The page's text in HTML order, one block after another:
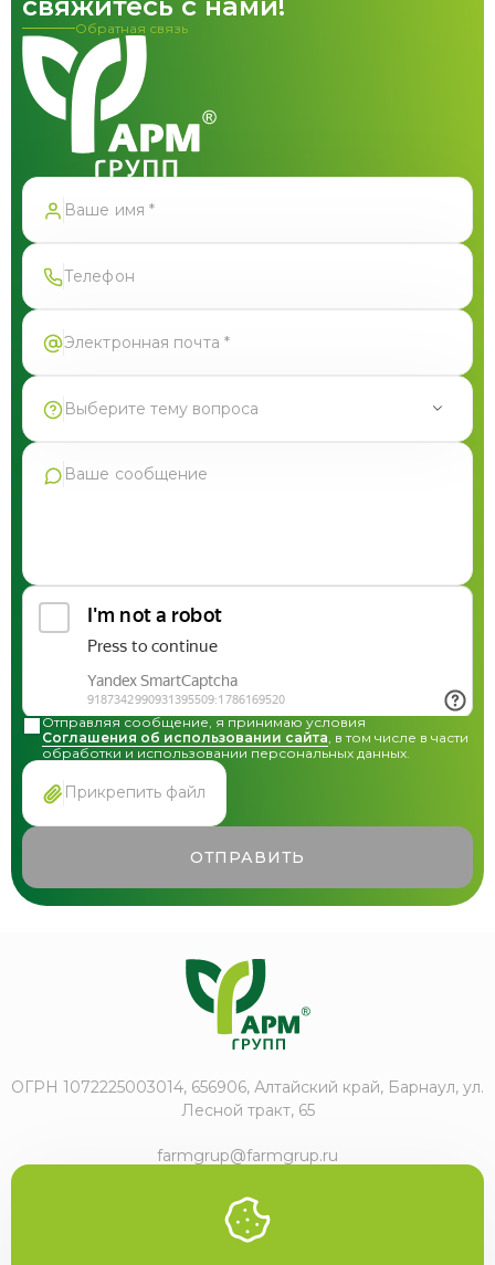
Обратная связь
Выберите тему вопроса
Продукция Фармгрупп
Отправляя сообщение, я принимаю условия
Соглашения об использовании сайта , в том числе в части
обработки и использовании персональных данных.
Прикрепить файл
ОТПРАВИТЬ
Форма успешно отправлена
ОГРН 1072225003014, 656906, Алтайский край, Барнаул, ул.
Лесной тракт, 65
farmgrup@farmgrup.ru
+7 (3852) 57-77-47